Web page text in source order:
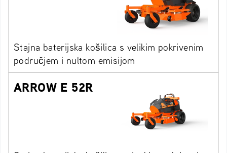
Stajna baterijska košilica s velikim pokrivenim
područjem i nultom emisijom
ARROW E 52R